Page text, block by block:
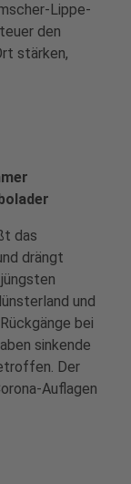
Lippe-
den
stärken,
das
drängt
und
bei
sinkende
Der
Auflagen